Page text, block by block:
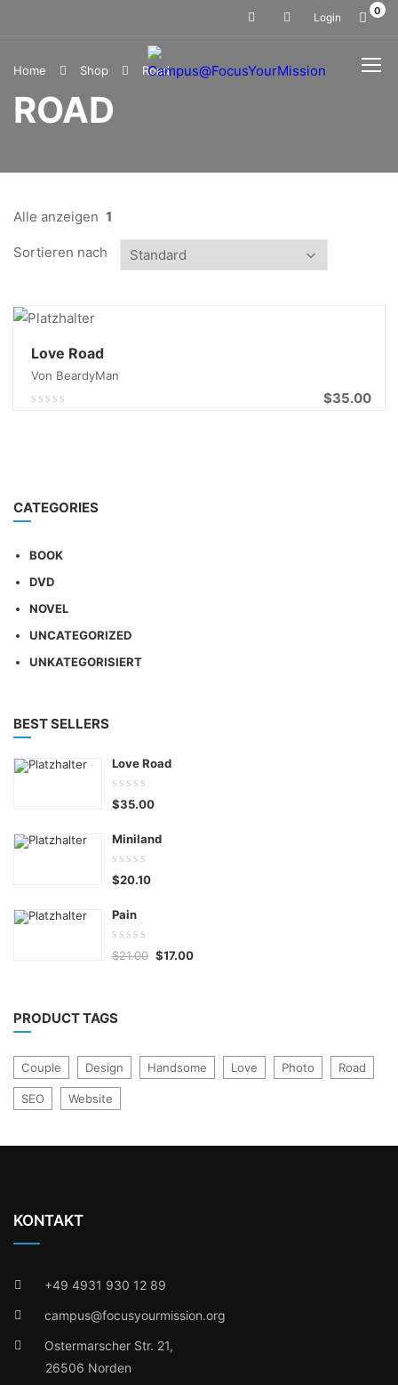
0
Login
Home Shop Road
ROAD
Alle anzeigen 1
Sortieren nach
Love Road
Von BeardyMan
0.00
$35.00
CATEGORIES
BOOK
DVD
NOVEL
UNCATEGORIZED
UNKATEGORISIERT
BEST SELLERS
Love Road
0.00
out
$35.00
Miniland
0.00
out
$20.10
Pain
0.00
out
$21.00 Ursprünglicher
Preis
$17.00Aktueller
PRODUCT TAGS
Couple Design Handsome Love Photo Road
SEO Website
KONTAKT
+49 4931 930 12 89
campus@focusyourmission.org
Ostermarscher Str. 21,
26506 Norden